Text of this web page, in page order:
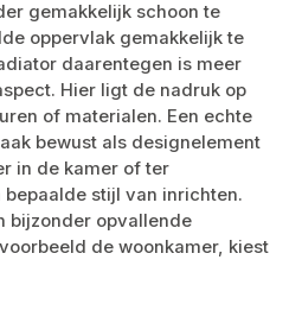
gemakkelijk schoon te
oppervlak gemakkelijk te
daarentegen is meer
Hier ligt de nadruk op
of materialen. Een echte
bewust als designelement
in de kamer of ter
stijl van inrichten.
bijzonder opvallende
de woonkamer, kiest